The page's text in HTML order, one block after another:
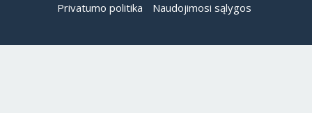
Privatumo politika Naudojimosi sąlygos